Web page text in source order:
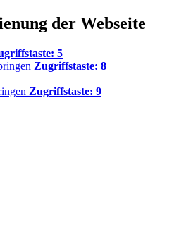
der Webseite
5
Zugriffstaste: 8
Zugriffstaste: 9